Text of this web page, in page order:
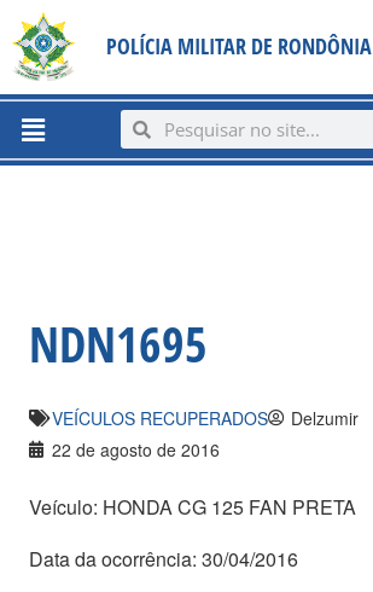
content
para
conteúdo
POLÍCIA MILITAR DE RONDÔNIA
Menu SearchSearch
NDN1695
VEÍCULOS RECUPERADOS
Delzumir
22 de agosto de 2016
Veículo: HONDA CG 125 FAN PRETA
Data da ocorrência: 30/04/2016